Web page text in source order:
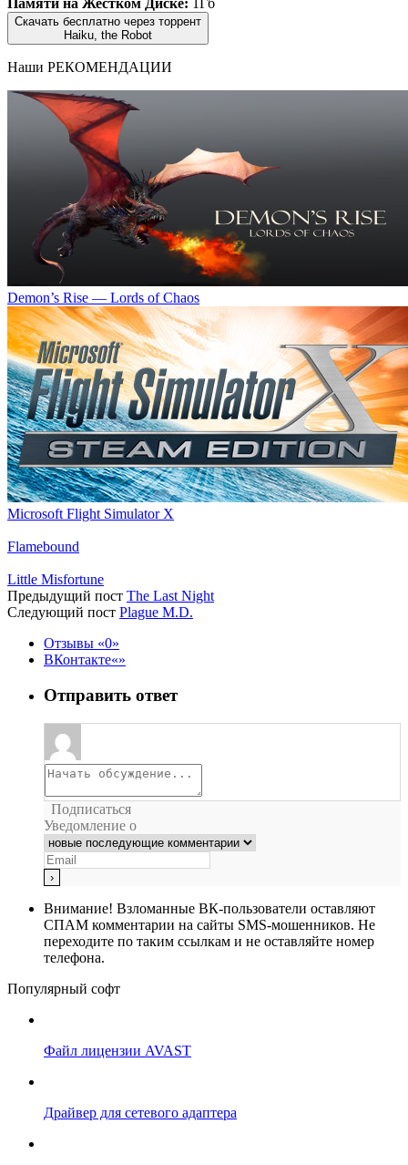
Памяти на Жестком Диске: 1Гб
Скачать бесплатно через торрент
Haiku, the Robot
Наши РЕКОМЕНДАЦИИ
Demon’s Rise — Lords of Chaos
Microsoft Flight Simulator X
Flamebound
Little Misfortune
Предыдущий пост The Last Night
Следующий пост Plague M.D.
Отзывы
0
ВКонтакте
Отправить ответ
Подписаться
Уведомление о
Внимание! Взломанные ВК-пользователи оставляют
СПАМ комментарии на сайты SMS-мошенников. Не
переходите по таким ссылкам и не оставляйте номер
телефона.
Популярный софт
Файл лицензии AVAST
Драйвер для сетевого адаптера